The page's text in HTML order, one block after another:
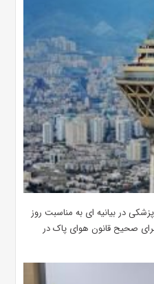
در بیانیه ای به مناسبت روز
صحیح قانون هوای پاک در